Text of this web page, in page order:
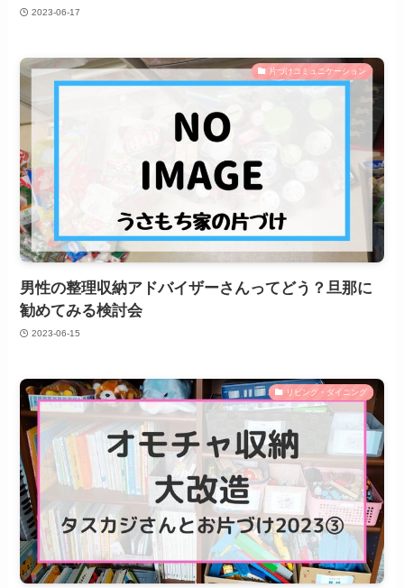
2023-06-17
片づけコミュニケーション
男性の整理収納アドバイザーさんってどう？旦那に
勧めてみる検討会
2023-06-15
リビング・ダイニング